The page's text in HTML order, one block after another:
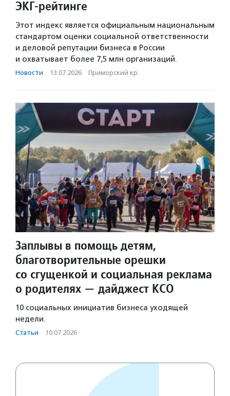
ЭКГ-рейтинге
Этот индекс является официальным национальным
стандартом оценки социальной ответственности
и деловой репутации бизнеса в России
и охватывает более 7,5 млн организаций.
Новости · 13.07.2026 · Приморский кр.
Заплывы в помощь детям,
благотворительные орешки
со сгущенкой и социальная реклама
о родителях — дайджест КСО
10 социальных инициатив бизнеса уходящей
недели.
Статьи · 10.07.2026